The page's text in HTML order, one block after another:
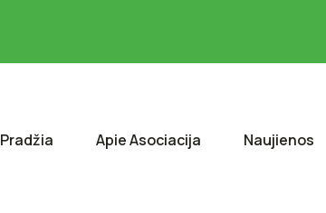
Pradžia Apie Asociacija Naujienos